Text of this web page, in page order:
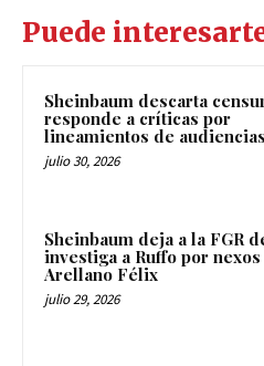
Puede
Sheinbaum descarta
responde a críticas por
lineamientos de audiencias
julio 30, 2026
Sheinbaum deja a la FGR
investiga a Ruffo por
Arellano Félix
julio 29, 2026